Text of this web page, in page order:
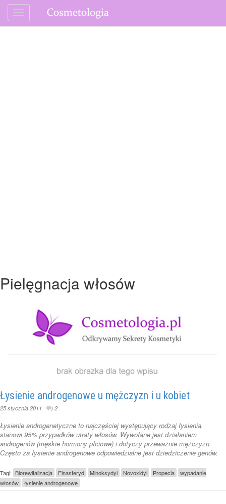
Pielęgnacja włosów
Łysienie androgenowe u mężczyzn i u kobiet
25 stycznia 2011 2
Łysienie androgenetyczne to najczęściej występujący rodzaj łysienia,
stanowi 95% przypadków utraty włosów. Wywołane jest działaniem
androgenów (męskie hormony płciowe) i dotyczy przeważnie mężczyzn.
Często za łysienie androgenowe odpowiedzialne jest dziedziczenie genów.
Tagi: Biorewitalizacja Finasteryd Minoksydyl Novoxidyl Propecia
wypadanie
włosów
łysienie androgenowe